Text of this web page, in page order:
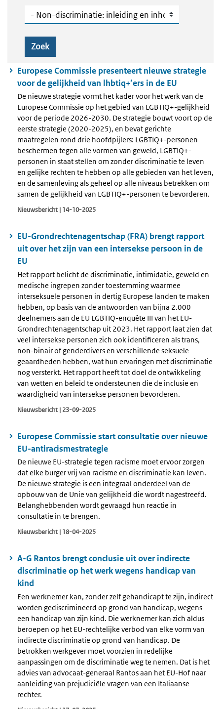
Categorie
Zoek
Europese Commissie presenteert nieuwe strategie
voor de gelijkheid van lhbtiq+’ers in de EU
De nieuwe strategie vormt het kader voor het werk van de
Europese Commissie op het gebied van LGBTIQ+-gelijkheid
voor de periode 2026-2030. De strategie bouwt voort op de
eerste strategie (2020-2025), en bevat gerichte
maatregelen rond drie hoofdpijlers: LGBTIQ+-personen
beschermen tegen alle vormen van geweld, LGBTIQ+-
personen in staat stellen om zonder discriminatie te leven
en gelijke rechten te hebben op alle gebieden van het leven,
en de samenleving als geheel op alle niveaus betrekken om
samen de gelijkheid van LGBTIQ+-personen te bevorderen.
Nieuwsbericht | 14-10-2025
EU-Grondrechtenagentschap (FRA) brengt rapport
uit over het zijn van een intersekse persoon in de
EU
Het rapport belicht de discriminatie, intimidatie, geweld en
medische ingrepen zonder toestemming waarmee
interseksuele personen in dertig Europese landen te maken
hebben, op basis van de antwoorden van bijna 2.000
deelnemers aan de EU LGBTIQ-enquête III van het EU-
Grondrechtenagentschap uit 2023. Het rapport laat zien dat
veel intersekse personen zich ook identificeren als trans,
non-binair of genderdivers en verschillende seksuele
geaardheden hebben, wat hun ervaringen met discriminatie
nog versterkt. Het rapport heeft tot doel de ontwikkeling
van wetten en beleid te ondersteunen die de inclusie en
waardigheid van intersekse personen bevorderen.
Nieuwsbericht | 23-09-2025
Europese Commissie start consultatie over nieuwe
EU-antiracismestrategie
De nieuwe EU-strategie tegen racisme moet ervoor zorgen
dat elke burger vrij van racisme en discriminatie kan leven.
De nieuwe strategie is een integraal onderdeel van de
opbouw van de Unie van gelijkheid die wordt nagestreefd.
Belanghebbenden wordt gevraagd hun reactie in
consultatie in te brengen.
Nieuwsbericht | 18-04-2025
A-G Rantos brengt conclusie uit over indirecte
discriminatie op het werk wegens handicap van
kind
Een werknemer kan, zonder zelf gehandicapt te zijn, indirect
worden gediscrimineerd op grond van handicap, wegens
een handicap van zijn kind. Die werknemer kan zich aldus
beroepen op het EU-rechtelijke verbod van elke vorm van
indirecte discriminatie op grond van handicap. De
betrokken werkgever moet voorzien in redelijke
aanpassingen om de discriminatie weg te nemen. Dat is het
advies van advocaat-generaal Rantos aan het EU-Hof naar
aanleiding van prejudiciële vragen van een Italiaanse
rechter.